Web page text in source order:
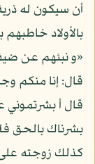
أن سيكون له
بالأولاد
«و نبئهم عن
قال: إنا منكم
قال أ بشرتموني
كذلك زوجته على